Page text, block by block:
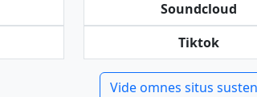
Soundcloud
Tiktok
Vide omnes situs